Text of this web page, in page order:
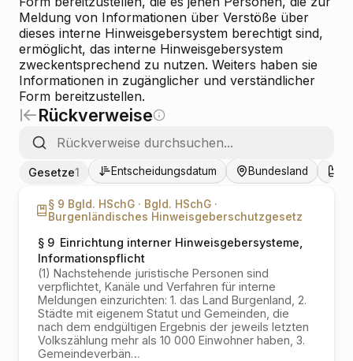
Meldung von Informationen über Verstöße über
dieses interne Hinweisgebersystem berechtigt sind,
ermöglicht, das interne Hinweisgebersystem
zweckentsprechend zu nutzen. Weiters haben sie
Informationen in zugänglicher und verständlicher
Form bereitzustellen.
Rückverweise
Gesetze1 Entscheidungsdatum Bundesland
§ 9 Bgld. HSchG · Bgld. HSchG ·
Burgenländisches Hinweisgeberschutzgesetz
§ 9 Einrichtung interner Hinweisgebersysteme,
Informationspflicht
(1) Nachstehende juristische Personen sind
verpflichtet, Kanäle und Verfahren für interne
Meldungen einzurichten: 1. das Land Burgenland, 2.
Städte mit eigenem Statut und Gemeinden, die
nach dem endgültigen Ergebnis der jeweils letzten
Volkszählung mehr als 10 000 Einwohner haben, 3.
Gemeindeverbän…